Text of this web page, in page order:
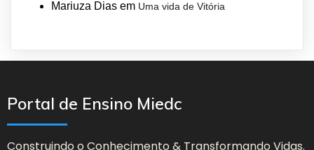
Mariuza Dias em Uma vida de Vitória
Portal de Ensino Miedc
Construindo o Conhecimento & Transformando Vidas.